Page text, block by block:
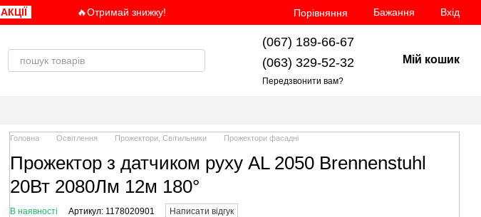
АКЦІЇ 🔥Отримай знижку! Порівняння Бажання Вхід
(067) 189-66-67
(063) 329-52-32
Передзвонити вам?
Мій кошик
Головна Освітлення Прожектори, Світильники Прожектори фасадні
Прожектор з датчиком руху AL 2050 Brennenstuhl
20Вт 2080Лм 12м 180°
В наявності Артикул: 1178020901 Написати відгук